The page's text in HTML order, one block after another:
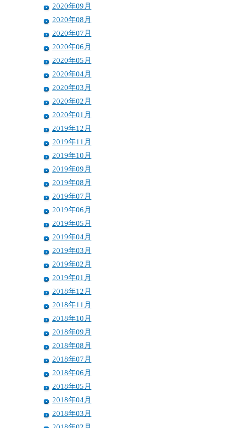
2020年09月
2020年08月
2020年07月
2020年06月
2020年05月
2020年04月
2020年03月
2020年02月
2020年01月
2019年12月
2019年11月
2019年10月
2019年09月
2019年08月
2019年07月
2019年06月
2019年05月
2019年04月
2019年03月
2019年02月
2019年01月
2018年12月
2018年11月
2018年10月
2018年09月
2018年08月
2018年07月
2018年06月
2018年05月
2018年04月
2018年03月